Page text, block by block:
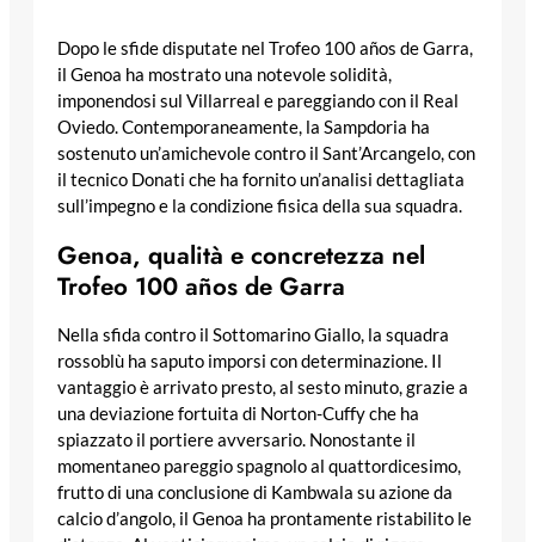
Dopo le sfide disputate nel Trofeo 100 años de Garra,
il Genoa ha mostrato una notevole solidità,
imponendosi sul Villarreal e pareggiando con il Real
Oviedo. Contemporaneamente, la Sampdoria ha
sostenuto un’amichevole contro il Sant’Arcangelo, con
il tecnico Donati che ha fornito un’analisi dettagliata
sull’impegno e la condizione fisica della sua squadra.
Genoa, qualità e concretezza nel
Trofeo 100 años de Garra
Nella sfida contro il Sottomarino Giallo, la squadra
rossoblù ha saputo imporsi con determinazione. Il
vantaggio è arrivato presto, al sesto minuto, grazie a
una deviazione fortuita di Norton-Cuffy che ha
spiazzato il portiere avversario. Nonostante il
momentaneo pareggio spagnolo al quattordicesimo,
frutto di una conclusione di Kambwala su azione da
calcio d’angolo, il Genoa ha prontamente ristabilito le